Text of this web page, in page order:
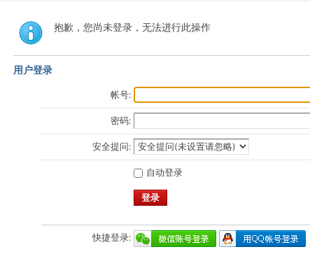
抱歉，您尚未登录，无法进行此操作
用户登录
帐号:
密码:
安全提问:
自动登录
登录
快捷登录: